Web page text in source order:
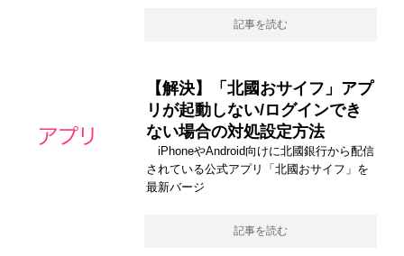
記事を読む
【解決】「北國おサイフ」アプ
リが起動しない/ログインでき
ない場合の対処設定方法
iPhoneやAndroid向けに北國銀行から配信
されている公式アプリ「北國おサイフ」を
最新バージ
記事を読む